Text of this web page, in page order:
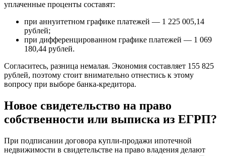
уплаченные проценты составят:
при аннуитетном графике платежей — 1 225 005,14
рублей;
при дифференцированном графике платежей — 1 069
180,44 рублей.
Согласитесь, разница немалая. Экономия составляет 155 825
рублей, поэтому стоит внимательно отнестись к этому
вопросу при выборе банка-кредитора.
Новое свидетельство на право
собственности или выписка из ЕГРП?
При подписании договора купли-продажи ипотечной
недвижимости в свидетельстве на право владения делают